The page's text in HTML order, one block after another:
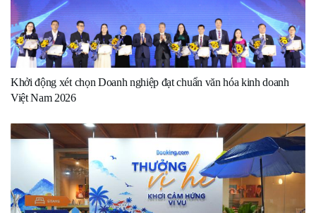
Khởi động xét chọn Doanh nghiệp đạt chuẩn văn hóa kinh doanh
Việt Nam 2026